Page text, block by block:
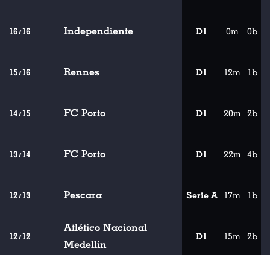
16/16 Independiente D1 0m 0b
15/16 Rennes D1 12m 1b
14/15 FC Porto D1 20m 2b
13/14 FC Porto D1 22m 4b
12/13 Pescara Serie A 17m 1b
12/12
Atlético Nacional
Medellin
D1 15m 2b